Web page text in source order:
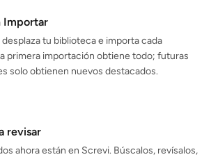
Importar
tu biblioteca e importa cada
primera importación obtiene todo; futuras
solo obtienen nuevos destacados.
revisar
ahora están en Screvi. Búscalos, revísalos,